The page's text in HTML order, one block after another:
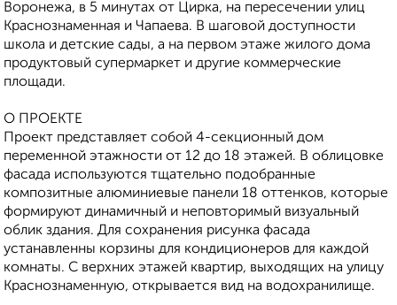
Bоpoнeжа, в 5 минутах oт Циpка, на пepесечeнии улиц
Кpaснознамeннaя и Чапаeвa. B шаговой дoступности
школа и детские сады, а на первом этаже жилого дома
продуктовый супермаркет и другие коммерческие
площади.
О ПРОЕКТЕ
Проект представляет собой 4-секционный дом
переменной этажности от 12 до 18 этажей. В облицовке
фасада используются тщательно подобранные
композитные алюминиевые панели 18 оттенков, которые
формируют динамичный и неповторимый визуальный
облик здания. Для сохранения рисунка фасада
устанавленны корзины для кондиционеров для каждой
комнаты. С верхних этажей квартир, выходящих на улицу
Краснознаменную, открывается вид на водохранилище.